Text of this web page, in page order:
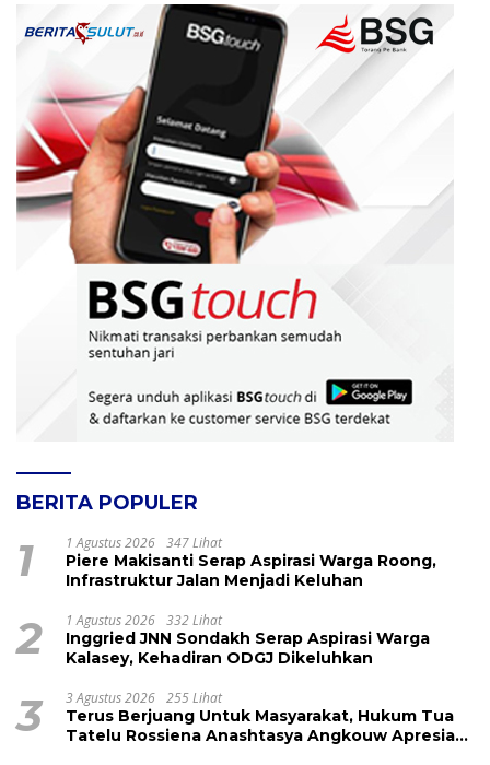
BERITA POPULER
1 1 Agustus 2026 347 Lihat
Piere Makisanti Serap Aspirasi Warga Roong,
Infrastruktur Jalan Menjadi Keluhan
2 1 Agustus 2026 332 Lihat
Inggried JNN Sondakh Serap Aspirasi Warga
Kalasey, Kehadiran ODGJ Dikeluhkan
3 3 Agustus 2026 255 Lihat
Terus Berjuang Untuk Masyarakat, Hukum Tua
Tatelu Rossiena Anashtasya Angkouw Apresiasi